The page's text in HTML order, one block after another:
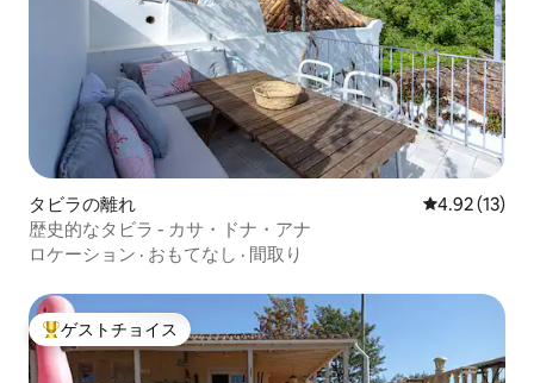
タビラの離れ レビュー13
4.92 (13)
歴史的なタビラ - カサ・ドナ・アナ
ロケーション · おもてなし · 間取り
大好評のゲストチョイスです。
ゲストチョイス